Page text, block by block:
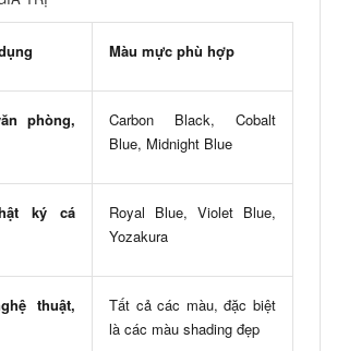
Màu mực phù hợp
phòng,
Carbon Black, Cobalt
Blue, Midnight Blue
ký cá
Royal Blue, Violet Blue,
Yozakura
thuật,
Tất cả các màu, đặc biệt
là các màu shading đẹp